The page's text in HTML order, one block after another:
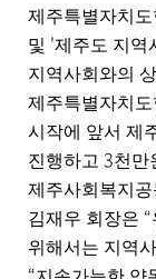
제주특별자치도
및 '제주도 지역
지역사회와의
제주특별자치도
시작에 앞서 제
진행하고 3천만
제주사회복지공
김재우 회장은 “
위해서는 지역